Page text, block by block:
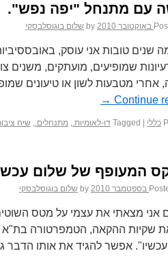
עם מתנחל "יפה נפש".
by שלום בוגוסלבסקי
שנים טובות אני עוסק,
שמופיעים, מועתקים, משנים
אחרי מטבעות לשון או טיעונים
Continue
→
כללי Tagged דו-לאומיות., מתנחלים., שיח
המעופף של שלום
by שלום בוגוסלבסקי
אני מצאתי את עצמי על מטס
אפשר להגיד את אותו הדבר